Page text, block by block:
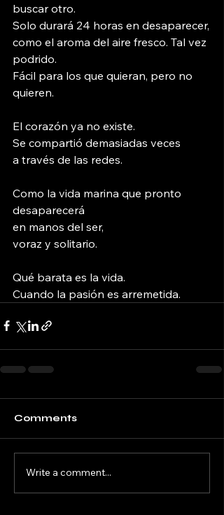
buscar otro.
Solo durará 24 horas en desaparecer,
como el aroma del aire fresco. Tal vez
podrido.
Fácil para los que quieran, pero no
quieren.
El corazón ya no existe.
Se compartió demasiadas veces
a través de las redes.
Como la vida marina que pronto
desaparecerá
en manos del ser,
voraz y solitario.
Qué barata es la vida.
Cuando la pasión es arremetida.
Comments
Write a comment...